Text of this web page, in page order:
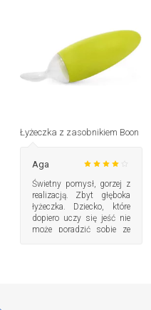
Łyżeczka z zasobnikiem Boon
Aga
Świetny pomysł, gorzej z
realizacją. Zbyt głęboka
łyżeczka. Dziecko, które
dopiero uczy się jeść nie
może poradzić sobie ze